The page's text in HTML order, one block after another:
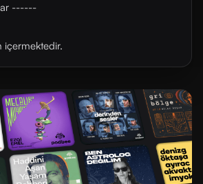
------
içermektedir.